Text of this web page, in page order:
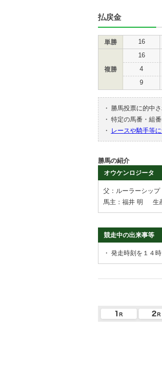
払戻金
単勝 16
複勝
16
4
9
・ 勝馬投票に的中
・ 特定の馬番・組
・
レースや騎手等
勝馬の紹介
オウケンロジータ
父：ルーラーシップ
馬主：福井 明
生
競走中の出来事等
・ 発走時刻を１４時